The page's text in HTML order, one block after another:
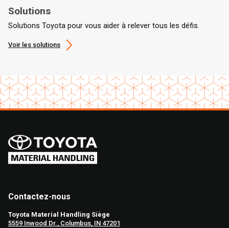
Solutions
Solutions Toyota pour vous aider à relever tous les défis.
Voir les solutions
Contactez-nous
Toyota Material Handling Siège
5559 Inwood Dr., Columbus, IN 47201